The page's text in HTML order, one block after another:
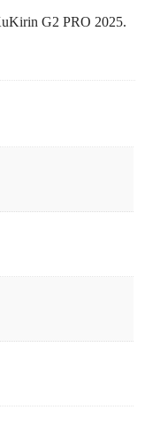
G2 PRO 2025.